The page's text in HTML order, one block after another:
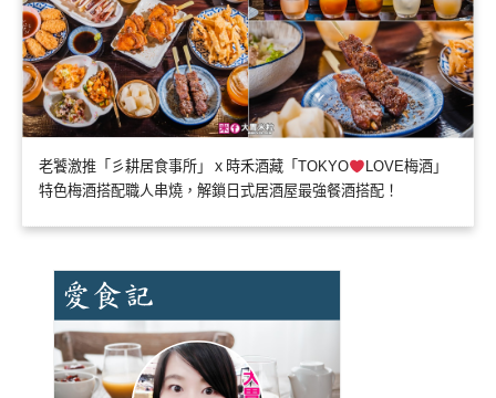
老饕激推「彡耕居食事所」ｘ時禾酒藏「TOKYO
LOVE梅酒」
特色梅酒搭配職人串燒，解鎖日式居酒屋最強餐酒搭配！